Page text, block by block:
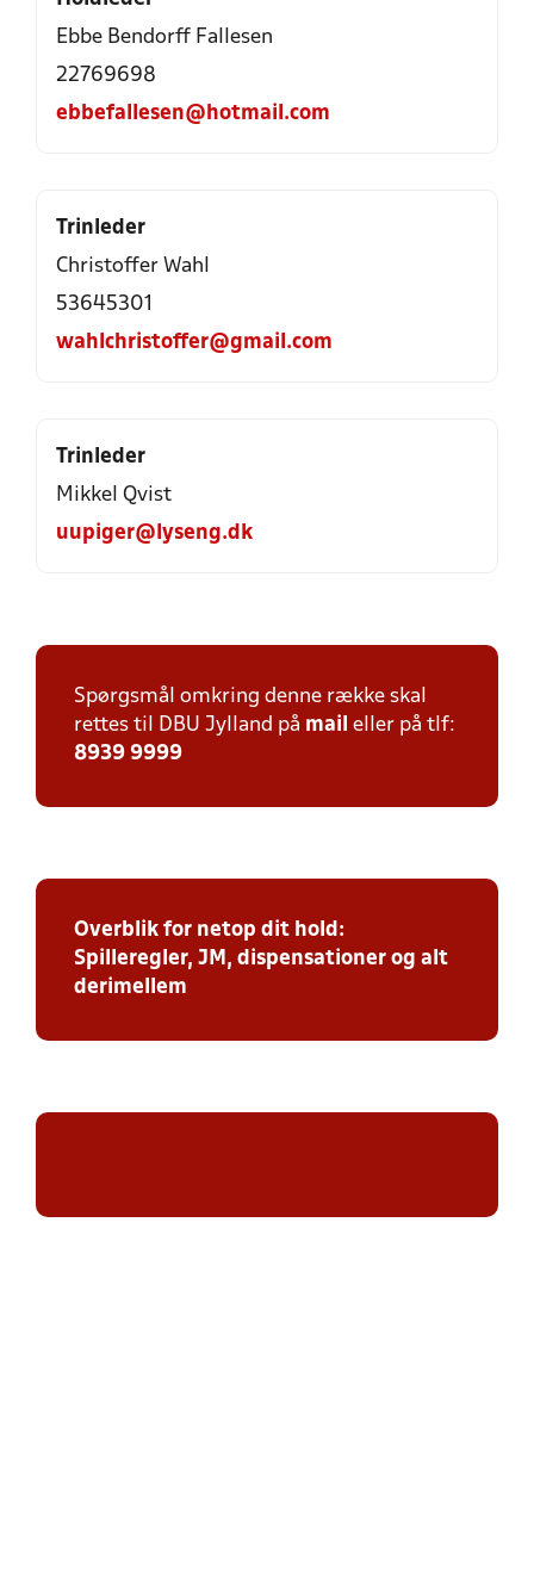
Ebbe Bendorff Fallesen
22769698
ebbefallesen@hotmail.com
Trinleder
Christoffer Wahl
53645301
wahlchristoffer@gmail.com
Trinleder
Mikkel Qvist
uupiger@lyseng.dk
Spørgsmål omkring denne række skal
rettes til DBU Jylland på mail eller på tlf:
8939 9999
Overblik for netop dit hold:
Spilleregler, JM, dispensationer og alt
derimellem